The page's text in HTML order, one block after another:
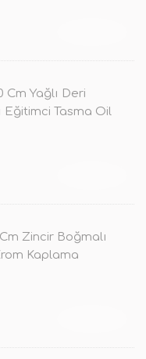
Cm Yağlı Deri
Eğitimci Tasma Oil
Zincir Boğmalı
Kaplama